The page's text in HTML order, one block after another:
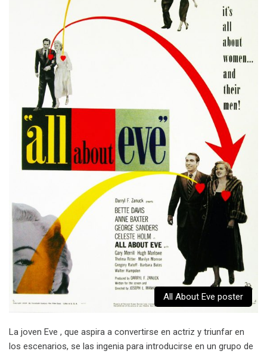
All About Eve poster
La joven Eve , que aspira a convertirse en actriz y triunfar en
los escenarios, se las ingenia para introducirse en un grupo de